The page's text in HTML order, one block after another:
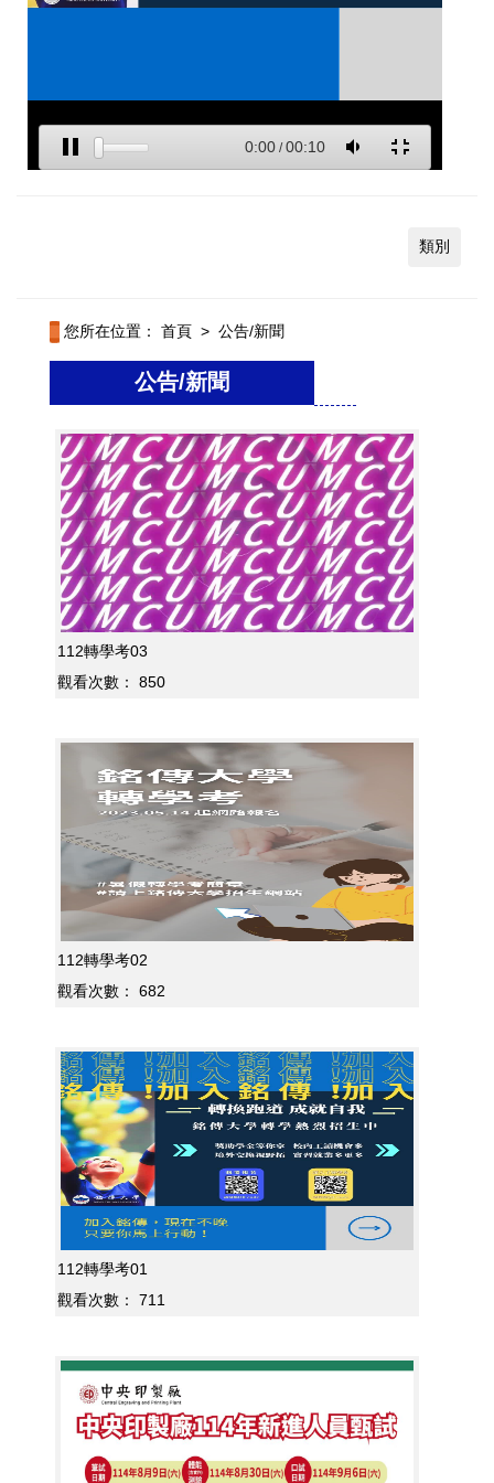
類別
您所在位置： 首頁 > 公告/新聞
公告/新聞
112轉學考03
觀看次數：
850
112轉學考02
觀看次數：
682
112轉學考01
觀看次數：
711